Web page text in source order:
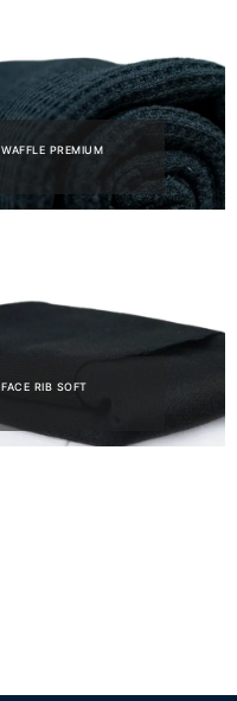
WAFFLE PREMIUM
FACE RIB SOFT